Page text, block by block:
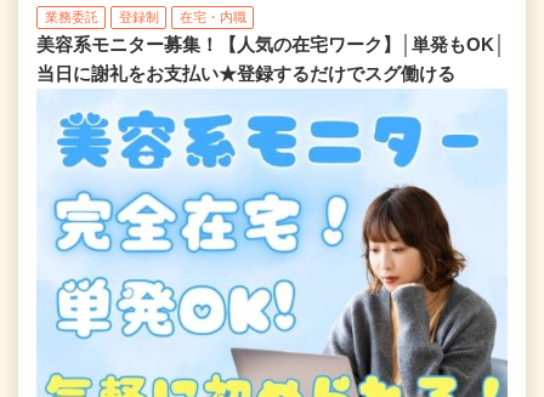
業務委託 登録制 在宅・内職
美容系モニター募集！【人気の在宅ワーク】│単発もOK│
当日に謝礼をお支払い★登録するだけでスグ働ける